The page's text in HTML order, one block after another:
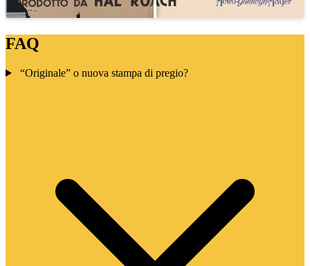
FAQ
“Originale” o nuova stampa di pregio?